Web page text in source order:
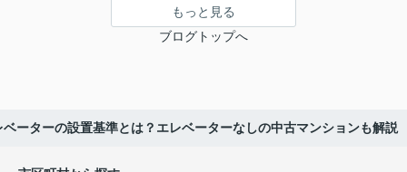
もっと見る
ブログトップへ
ベーターの設置基準とは？エレベーターなしの中古マンションも解説